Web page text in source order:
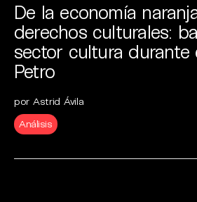
De la economía
derechos culturales:
sector cultura durante
Petro
por Astrid Ávila
Análisis